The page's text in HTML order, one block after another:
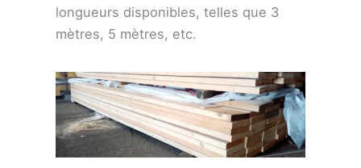
longueurs disponibles, telles que 3
mètres, 5 mètres, etc.